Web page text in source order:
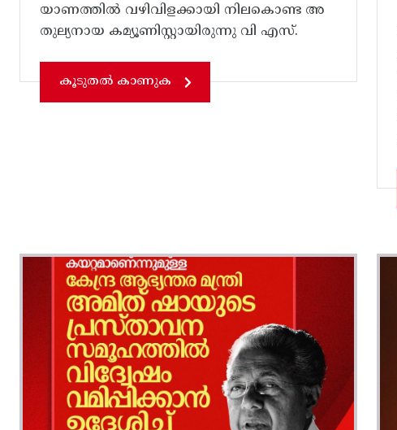
യാണത്തിൽ വഴിവിളക്കായി നിലകൊണ്ട അ
തുല്യനായ കമ്യൂണിസ്റ്റായിരുന്നു വി എസ്.
കൂടുതൽ കാണുക